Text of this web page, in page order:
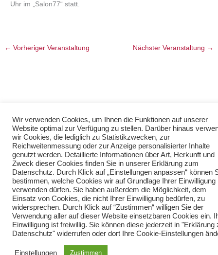
Uhr im „Salon77“ statt.
← Vorheriger Veranstaltung Nächster Veranstaltung →
Wir verwenden Cookies, um Ihnen die Funktionen auf unserer
Website optimal zur Verfügung zu stellen. Darüber hinaus
wir Cookies, die lediglich zu Statistikzwecken, zur
Reichweitenmessung oder zur Anzeige personalisierter Inhalte
genutzt werden. Detaillierte Informationen über Art, Herkunft und
Zweck dieser Cookies finden Sie in unserer Erklärung zum
Datenschutz. Durch Klick auf „Einstellungen anpassen“ können
bestimmen, welche Cookies wir auf Grundlage Ihrer Einwilligung
verwenden dürfen. Sie haben außerdem die Möglichkeit, dem
Einsatz von Cookies, die nicht Ihrer Einwilligung bedürfen, zu
widersprechen. Durch Klick auf “Zustimmen“ willigen Sie der
Verwendung aller auf dieser Website einsetzbaren Cookies ein.
Einwilligung ist freiwillig. Sie können diese jederzeit in "Erklärung
Datenschutz" widerrufen oder dort Ihre Cookie-Einstellungen
Einstellungen Zustimmen